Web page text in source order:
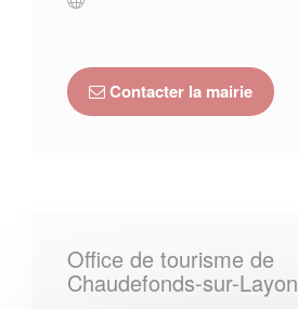
Contacter la mairie
Office de tourisme de
Chaudefonds-sur-Layon